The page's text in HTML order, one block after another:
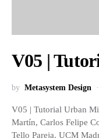
V05 |
by Metasystem Design
V05 | Tutorial Urban
Martín, Carlos Felipe
Tello Pareja. UCM